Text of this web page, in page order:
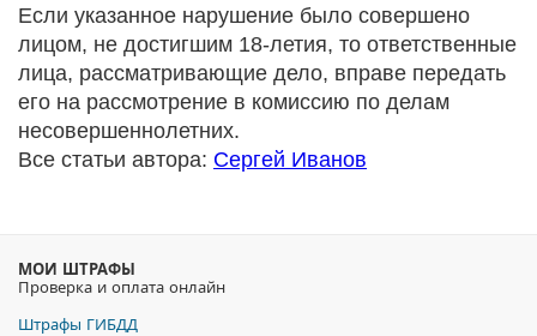
Если указанное нарушение было совершено
лицом, не достигшим 18-летия, то ответственные
лица, рассматривающие дело, вправе передать
его на рассмотрение в комиссию по делам
несовершеннолетних.
Все статьи автора: Сергей Иванов
МОИ ШТРАФЫ
Проверка и оплата онлайн
Штрафы ГИБДД